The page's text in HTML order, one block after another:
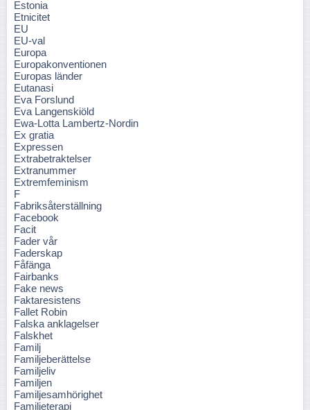
Estonia
Etnicitet
EU
EU-val
Europa
Europakonventionen
Europas länder
Eutanasi
Eva Forslund
Eva Langenskiöld
Ewa-Lotta Lambertz-Nordin
Ex gratia
Expressen
Extrabetraktelser
Extranummer
Extremfeminism
F
Fabriksåterställning
Facebook
Facit
Fader vår
Faderskap
Fåfänga
Fairbanks
Fake news
Faktaresistens
Fallet Robin
Falska anklagelser
Falskhet
Familj
Familjeberättelse
Familjeliv
Familjen
Familjesamhörighet
Familjeterapi